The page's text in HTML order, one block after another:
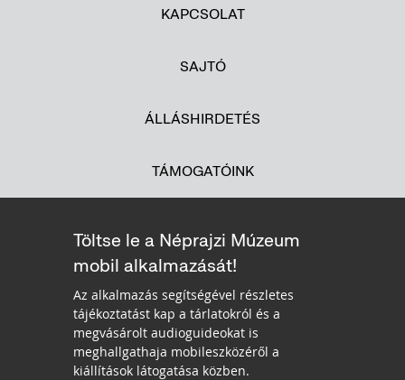
KAPCSOLAT
SAJTÓ
ÁLLÁSHIRDETÉS
TÁMOGATÓINK
Töltse le a Néprajzi Múzeum
mobil alkalmazását!
Az alkalmazás segítségével részletes
tájékoztatást kap a tárlatokról és a
megvásárolt audioguideokat is
meghallgathaja mobileszközéről a
kiállítások látogatása közben.